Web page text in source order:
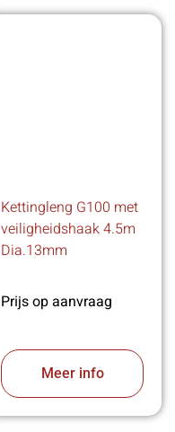
Kettingleng G100 met
veiligheidshaak 4.5m
Dia.13mm
Prijs op aanvraag
Meer info